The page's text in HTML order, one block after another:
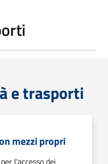
e trasporti
mezzi propri
l'accesso dei